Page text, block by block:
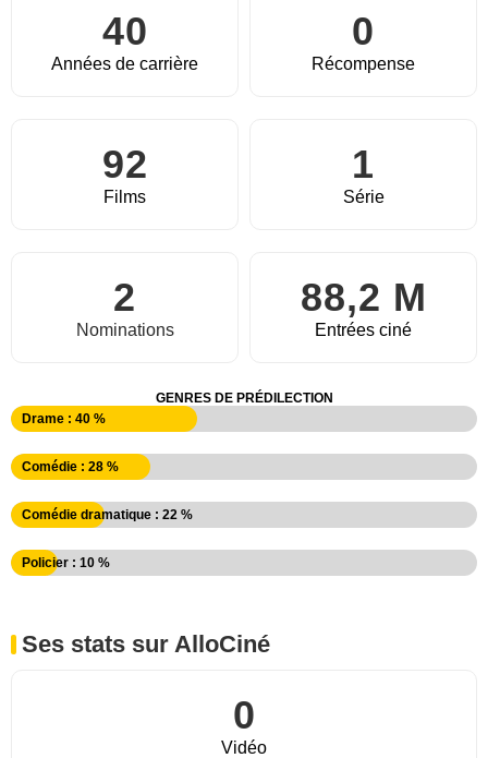
40
Années de carrière
0
Récompense
92
Films
1
Série
2
Nominations
88,2 M
Entrées ciné
GENRES DE PRÉDILECTION
Drame : 40 %
Comédie : 28 %
Comédie dramatique : 22 %
Policier : 10 %
Ses stats sur AlloCiné
0
Vidéo